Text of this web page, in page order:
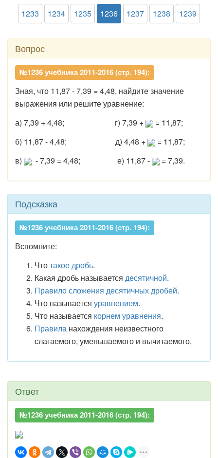
1233 1234 1235 1236 1237 1238 1239
Вопрос
№1236 учебника 2011-2016 (стр. 194):
Зная, что 11,87 - 7,39 = 4,48, найдите значение
выражения или решите уравнение:
а) 7,39 + 4,48; г) 7,39 +
= 11,87;
б) 11,87 - 4,48; д) 4,48 +
= 11,87;
в)
- 7,39 = 4,48; е) 11,87 - = 7,39.
Подсказка
№1236 учебника 2011-2016 (стр. 194):
Вспомните:
Чтотакое дробь.
Какая дробь называется десятичной.
Правило сложения десятичных дробей.
Что называется уравнением.
Что называется корнем уравнения.
Правила нахождения неизвестного
слагаемого, уменьшаемого и вычитаемого,
Ответ
№1236 учебника 2011-2016 (стр. 194):